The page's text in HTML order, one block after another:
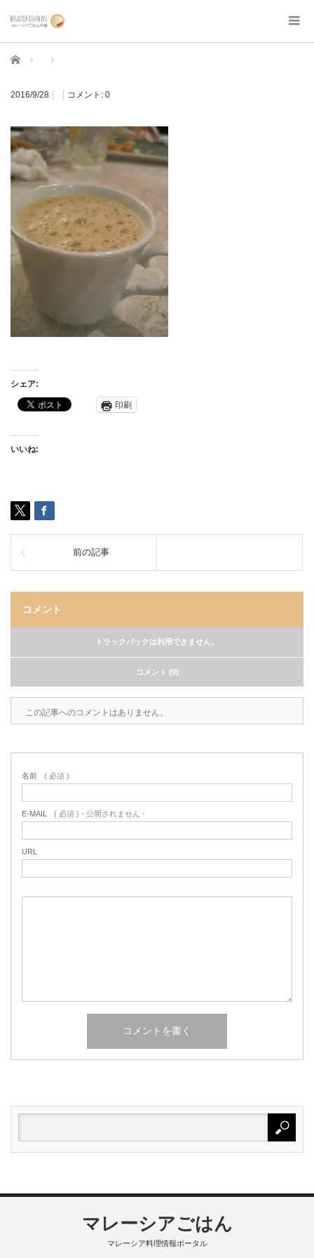
ホーム
2016/9/28 コメント: 0
シェア:
印刷
いいね:
前の記事
コメント
トラックバックは利用できません。
コメント (0)
この記事へのコメントはありません。
名前 ( 必須 )
E-MAIL ( 必須 ) - 公開されません -
URL
マレーシアごはん
マレーシア料理情報ポータル